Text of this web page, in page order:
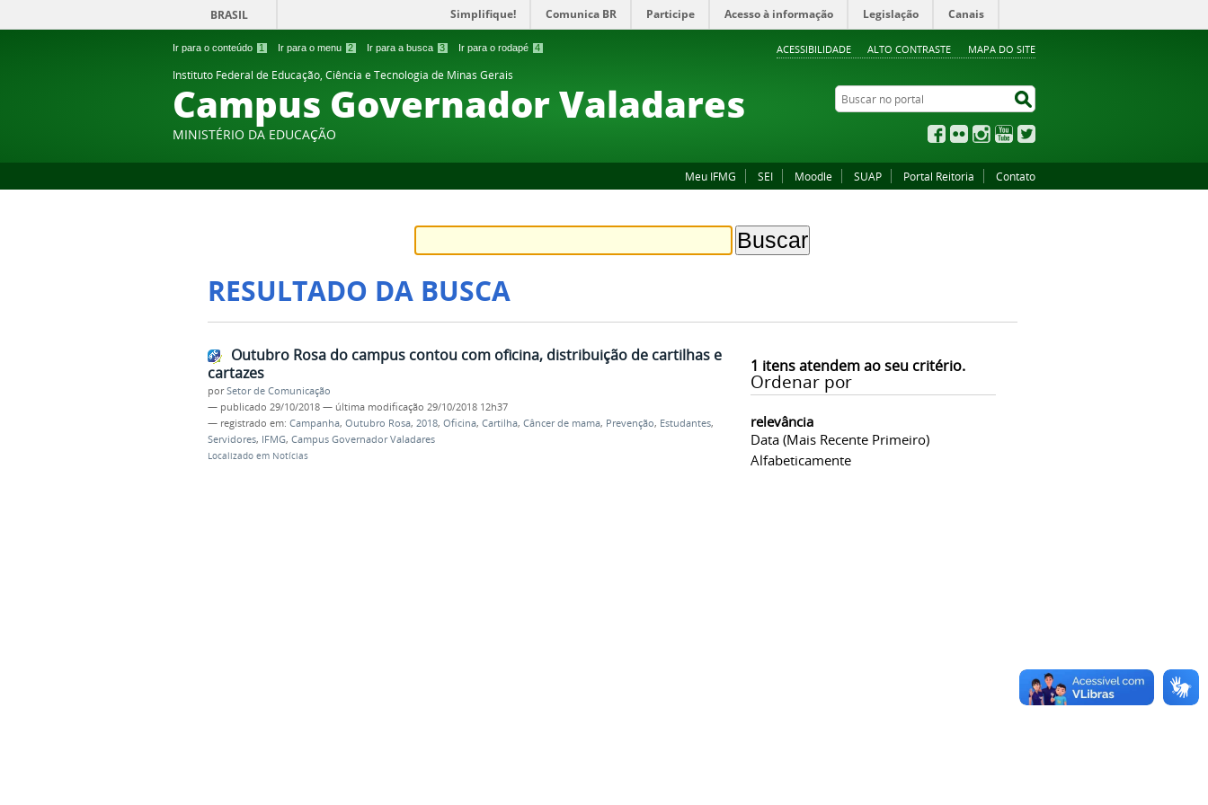
Ir para o conteúdo 1 Ir para o menu 2 Ir para a busca 3 Ir para o rodapé 4 ACESSIBILIDADE ALTO CONTRASTE MAPA DO SITE
BRASIL Simplifique! Comunica BR Participe Acesso à informação Legislação Canais
Instituto Federal de Educação, Ciência e Tecnologia de Minas Gerais
Campus Governador Valadares
MINISTÉRIO DA EDUCAÇÃO
Buscar no portal
Facebook
Flickr InstagramYouTube
Meu IFMG SEI Moodle SUAP Portal Reitoria Contato
RESULTADO DA BUSCA
1 itens atendem ao seu critério.
Ordenar por
relevância
Data (mais Recente Primeiro)
Alfabeticamente
Outubro Rosa do campus contou com oficina, distribuição de cartilhas e
cartazes
porSetor de Comunicação
— publicado 29/10/2018 — última modificação 29/10/2018 12h37
— registrado em: Campanha, Outubro Rosa, 2018, Oficina, Cartilha, Câncer de mama, Prevenção, Estudantes,
Servidores, IFMG, Campus Governador Valadares
Localizado em Notícias